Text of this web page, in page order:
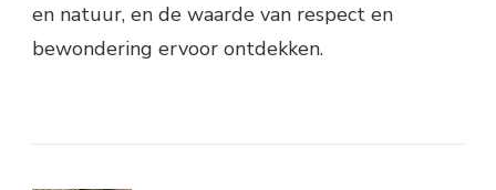
en natuur, en de waarde van respect en
bewondering ervoor ontdekken.